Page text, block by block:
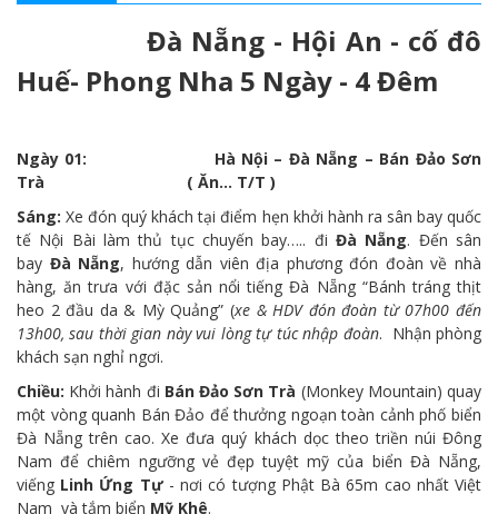
Đà Nẵng - Hội An - cố đô
Huế- Phong Nha 5 Ngày - 4 Đêm
Ngày 01: Hà Nội – Đà Nẵng – Bán Đảo Sơn
Trà ( Ăn… T/T )
Sáng:Xe đón quý khách tại điểm hẹn khởi hành ra sân bay quốc
tế Nội Bài làm thủ tục chuyến bay….. đi Đà Nẵng. Đến sân
bay Đà Nẵng, hướng dẫn viên địa phương đón đoàn về nhà
hàng, ăn trưa với đặc sản nổi tiếng Đà Nẵng “Bánh tráng thịt
heo 2 đầu da & Mỳ Quảng” (xe & HDV đón đoàn từ 07h00 đến
13h00, sau thời gian này vui lòng tự túc nhập đoàn. Nhận phòng
khách sạn nghỉ ngơi.
Chiều: Khởi hành đi Bán Đảo Sơn Trà (Monkey Mountain) quay
một vòng quanh Bán Đảo để thưởng ngoạn toàn cảnh phố biển
Đà Nẵng trên cao. Xe đưa quý khách dọc theo triền núi Đông
Nam để chiêm ngưỡng vẻ đẹp tuyệt mỹ của biển Đà Nẵng,
viếng Linh Ứng Tự- nơi có tượng Phật Bà 65m cao nhất Việt
Nam và tắm biển Mỹ Khê.